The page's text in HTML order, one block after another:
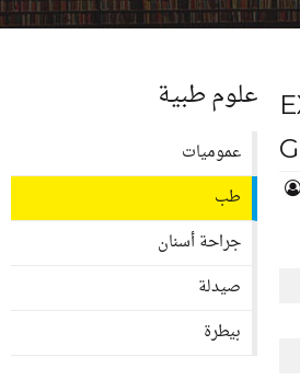
علوم طبية
عموميات
طب
جراحة أسنان
صيدلة
بيطرة